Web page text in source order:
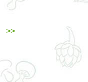
>>